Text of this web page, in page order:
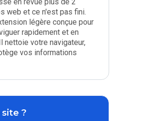
web et ce n'est pas fini.
légère conçue pour
rapidement et en
nettoie votre navigateur,
vos informations
?